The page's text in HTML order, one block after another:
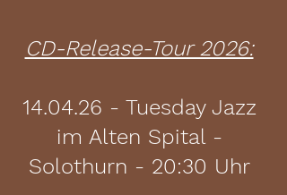
CD-Release-Tour 2026:
14.04.26 - Tuesday Jazz
im Alten Spital -
Solothurn - 20:30 Uhr